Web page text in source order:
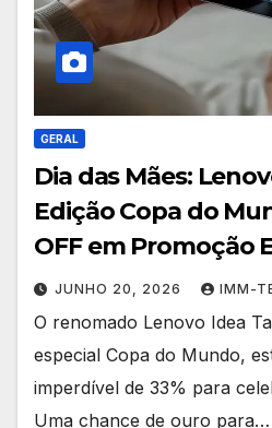
GERAL
Dia das Mães:
Edição Copa do
OFF em Promoção
JUNHO 20, 2026 IMM-
O renomado Lenovo Idea
especial Copa do Mundo,
imperdível de 33% para
Uma chance de ouro para…